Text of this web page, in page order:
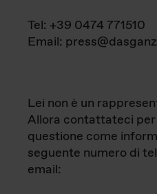
Tel: +39 0474 771510
Email:
Lei non è un
Allora contattateci
questione come
seguente numero di
email: